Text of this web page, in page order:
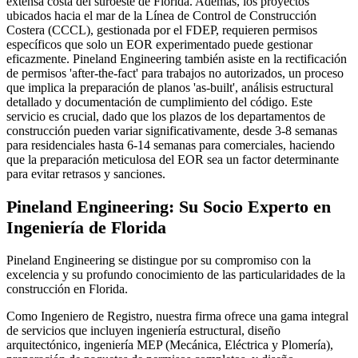
ubicados hacia el mar de la Línea de Control de Construcción
Costera (CCCL), gestionada por el FDEP, requieren permisos
específicos que solo un EOR experimentado puede gestionar
eficazmente. Pineland Engineering también asiste en la rectificación
de permisos 'after-the-fact' para trabajos no autorizados, un proceso
que implica la preparación de planos 'as-built', análisis estructural
detallado y documentación de cumplimiento del código. Este
servicio es crucial, dado que los plazos de los departamentos de
construcción pueden variar significativamente, desde 3-8 semanas
para residenciales hasta 6-14 semanas para comerciales, haciendo
que la preparación meticulosa del EOR sea un factor determinante
para evitar retrasos y sanciones.
Pineland Engineering: Su Socio Experto en
Ingeniería de Florida
Pineland Engineering se distingue por su compromiso con la
excelencia y su profundo conocimiento de las particularidades de la
construcción en Florida.
Como Ingeniero de Registro, nuestra firma ofrece una gama integral
de servicios que incluyen ingeniería estructural, diseño
arquitectónico, ingeniería MEP (Mecánica, Eléctrica y Plomería),